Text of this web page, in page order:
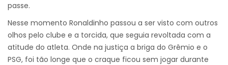
passe.
Nesse momento Ronaldinho passou a ser visto com outros
olhos pelo clube e a torcida, que seguia revoltada com a
atitude do atleta. Onde na justiça a briga do Grêmio e o
PSG, foi tão longe que o craque ficou sem jogar durante